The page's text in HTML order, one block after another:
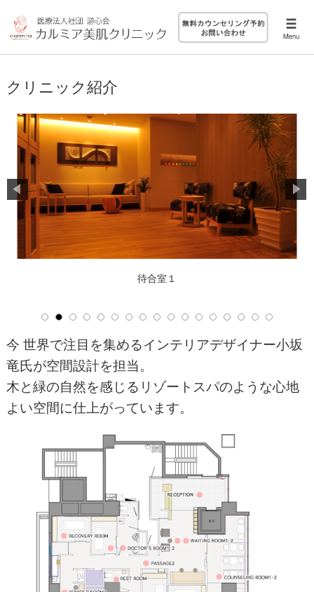
クリニック紹介
待合室１
今 世界で注目を集めるインテリアデザイナー小坂
竜氏が空間設計を担当。
木と緑の自然を感じるリゾートスパのような心地
よい空間に仕上がっています。